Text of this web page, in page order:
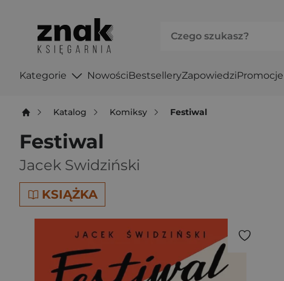
Kategorie NowościBestselleryZapowiedziPromocje
Katalog Komiksy Festiwal
Festiwal
Jacek Swidziński
KSIĄŻKA